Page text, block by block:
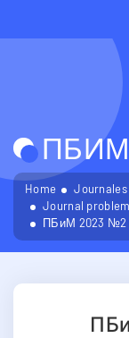
ПБИМ
Home
Journales
Journal
ПБиМ 2023 №2